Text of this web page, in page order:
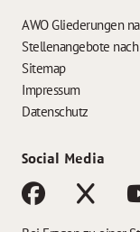
AWO Gliederungen
Stellenangebote
Sitemap
Impressum
Datenschutz
Social Media